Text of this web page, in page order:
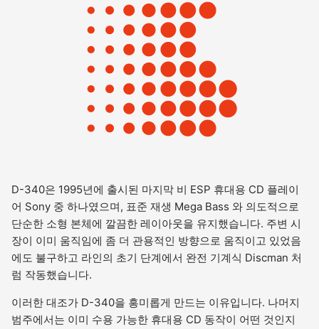
D-340은 1995년에 출시된 마지막 비 ESP 휴대용 CD 플레이
어 Sony 중 하나였으며, 표준 재생 Mega Bass 와 의도적으로
단순한 소형 본체에 깔끔한 레이아웃을 유지했습니다. 주변 시
장이 이미 움직임에 좀 더 관용적인 방향으로 움직이고 있었음
에도 불구하고 라인의 초기 단계에서 완전 기계식 Discman 처
럼 작동했습니다.
이러한 대조가 D-340을 흥미롭게 만드는 이유입니다. 나머지
범주에서는 이미 수용 가능한 휴대용 CD 동작이 어떤 것인지